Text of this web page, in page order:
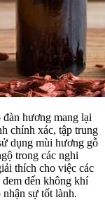
hương mang lại
chính xác, tập trung
dụng mùi hương gỗ
trong các nghi
thích cho việc các
đến không khí
sự tốt lành.